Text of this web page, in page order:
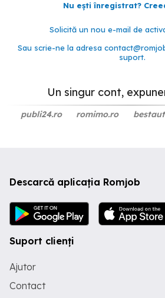
Nu ești înregistrat?
Solicită un nou e-mail de
Sau scrie-ne la adresa
suport.
Un singur cont,
publi24.ro romimo.ro
Descarcă aplicația Romjob
Suport clienți
Ajutor
Contact